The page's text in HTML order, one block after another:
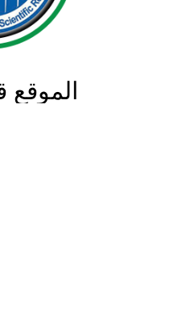
الموقع